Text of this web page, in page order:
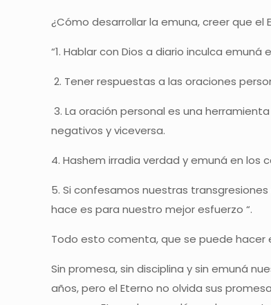
¿Cómo desarrollar la emuna, creer que el
“1. Hablar con Dios a diario inculca emuná
2. Tener respuestas a las oraciones
3. La oración personal es una
negativos y viceversa.
4. Hashem irradia verdad y emuná en
5. Si confesamos nuestras
hace es para nuestro mejor esfuerzo “.
Todo esto comenta, que se puede hacer
Sin promesa, sin disciplina y sin emuná
años, pero el Eterno no olvida sus